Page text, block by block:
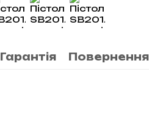
Гарантія Повернення